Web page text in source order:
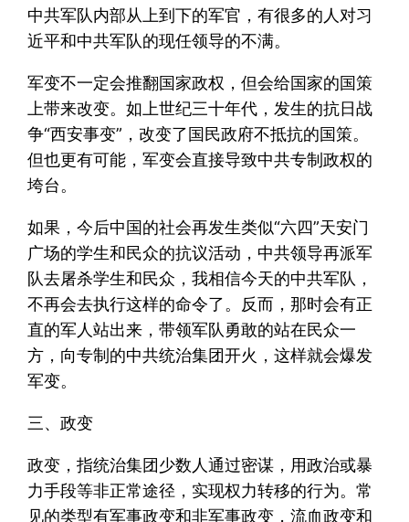
中共军队内部从上到下的军官，有很多的人对习
近平和中共军队的现任领导的不满。
军变不一定会推翻国家政权，但会给国家的国策
上带来改变。如上世纪三十年代，发生的抗日战
争“西安事变”，改变了国民政府不抵抗的国策。
但也更有可能，军变会直接导致中共专制政权的
垮台。
如果，今后中国的社会再发生类似“六四”天安门
广场的学生和民众的抗议活动，中共领导再派军
队去屠杀学生和民众，我相信今天的中共军队，
不再会去执行这样的命令了。反而，那时会有正
直的军人站出来，带领军队勇敢的站在民众一
方，向专制的中共统治集团开火，这样就会爆发
军变。
三、政变
政变，指统治集团少数人通过密谋，用政治或暴
力手段等非正常途径，实现权力转移的行为。常
见的类型有军事政变和非军事政变，流血政变和